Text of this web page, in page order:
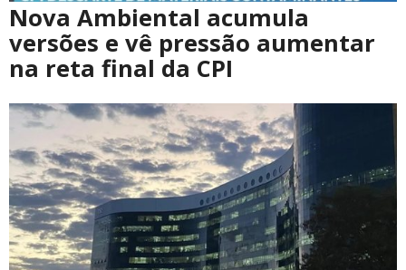
Nova Ambiental acumula
versões e vê pressão aumentar
na reta final da CPI